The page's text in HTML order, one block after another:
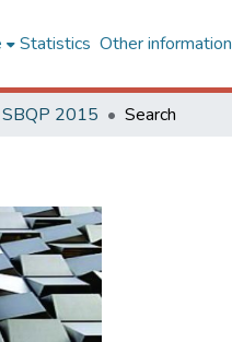
Statistics Other information
SBQP 2015 Search